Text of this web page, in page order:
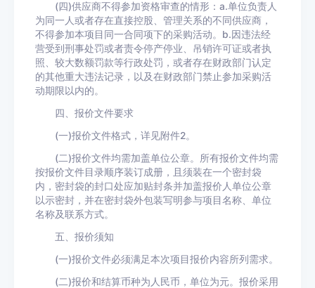
(四)供应商不得参加资格审查的情形：a.单位负责人
为同一人或者存在直接控股、管理关系的不同供应商，
不得参加本项目同一合同项下的采购活动。b.因违法经
营受到刑事处罚或者责令停产停业、吊销许可证或者执
照、较大数额罚款等行政处罚，或者存在财政部门认定
的其他重大违法记录，以及在财政部门禁止参加采购活
动期限以内的。
四、报价文件要求
(一)报价文件格式，详见附件2。
(二)报价文件均需加盖单位公章。所有报价文件均需
按报价文件目录顺序装订成册，且须装在一个密封袋
内，密封袋的封口处应加贴封条并加盖报价人单位公章
以示密封，并在密封袋外包装写明参与项目名称、单位
名称及联系方式。
五、报价须知
(一)报价文件必须满足本次项目报价内容所列需求。
(二)报价和结算币种为人民币，单位为元。报价采用